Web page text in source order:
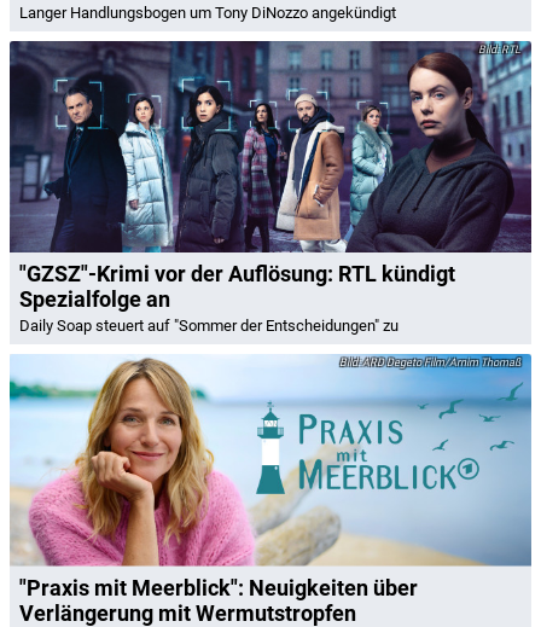
Langer Handlungsbogen um Tony DiNozzo angekündigt
RTL
"GZSZ"-Krimi vor der Auflösung: RTL kündigt
Spezialfolge an
Daily Soap steuert auf "Sommer der Entscheidungen" zu
ARD Degeto Film/Arnim Thomaß
"Praxis mit Meerblick": Neuigkeiten über
Verlängerung mit Wermutstropfen